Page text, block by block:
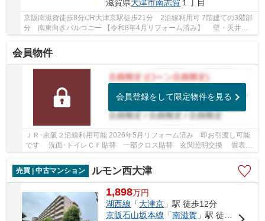
滋賀県大津市南志賀 １丁目
京阪南滋賀徒歩8分/JR大津京駅徒歩21分 2沿線利用可 7階建ての3階部
分 南東向きバルコニー 【令和8年4月リフォーム済み】 壁・天井ク
ロス全面張替え、洋室2部屋床：カーペット張替...
会員物件
会員登録をして限定物件を見る
ＪＲ･京阪２沿線利用可能 2026年5月リフォーム済み 即お引渡し可能
です 洗面･トイレＣＦ貼替 一部クロス貼替 玄関照明交換 畳表替
売買 | 中古マンション
ルモン西大津
1,898万円
湖西線 「大津京 」駅 徒歩12分
京阪石山坂本線 「南滋賀 」駅 徒歩10分